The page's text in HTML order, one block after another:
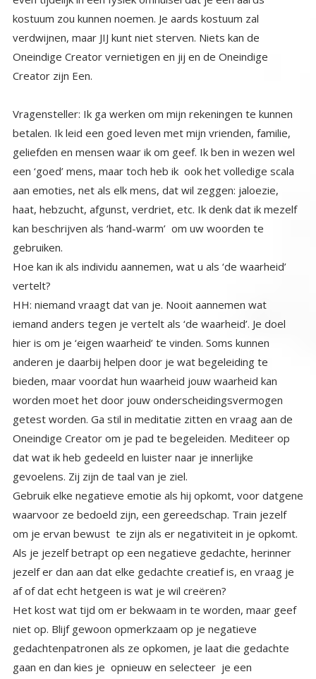
Creator zijn Een.
Vragensteller: Ik ga werken om mijn rekeningen te kunnen
betalen. Ik leid een goed leven met mijn vrienden, familie,
geliefden en mensen waar ik om geef. Ik ben in wezen wel
een ‘goed’ mens, maar toch heb ik ook het volledige scala
aan emoties, net als elk mens, dat wil zeggen: jaloezie,
haat, hebzucht, afgunst, verdriet, etc. Ik denk dat ik mezelf
kan beschrijven als ‘hand-warm’ om uw woorden te
gebruiken.
Hoe kan ik als individu aannemen, wat u als ‘de waarheid’
vertelt?
HH: niemand vraagt dat van je. Nooit aannemen wat
iemand anders tegen je vertelt als ‘de waarheid’. Je doel
hier is om je ‘eigen waarheid’ te vinden. Soms kunnen
anderen je daarbij helpen door je wat begeleiding te
bieden, maar voordat hun waarheid jouw waarheid kan
worden moet het door jouw onderscheidingsvermogen
getest worden. Ga stil in meditatie zitten en vraag aan de
Oneindige Creator om je pad te begeleiden. Mediteer op
dat wat ik heb gedeeld en luister naar je innerlijke
gevoelens. Zij zijn de taal van je ziel.
Gebruik elke negatieve emotie als hij opkomt, voor datgene
waarvoor ze bedoeld zijn, een gereedschap. Train jezelf
om je ervan bewust te zijn als er negativiteit in je opkomt.
Als je jezelf betrapt op een negatieve gedachte, herinner
jezelf er dan aan dat elke gedachte creatief is, en vraag je
af of dat echt hetgeen is wat je wil creëren?
Het kost wat tijd om er bekwaam in te worden, maar geef
niet op. Blijf gewoon opmerkzaam op je negatieve
gedachtenpatronen als ze opkomen, je laat die gedachte
gaan en dan kies je opnieuw en selecteer je een
positievere reactie. Dat noemen we werken aan jezelf. En
het is de belangrijkste reden waarom je hebt gekozen om
nu hier te zijn. Om aan jezelf te werken. Ik wens je veel